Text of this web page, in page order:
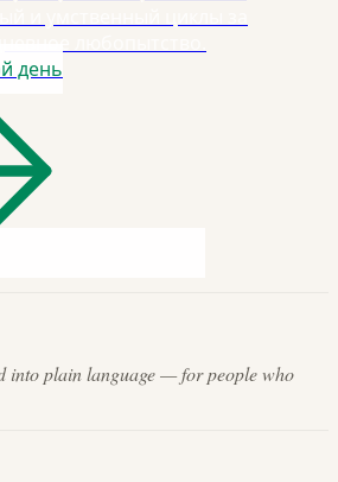
день
into plain language — for people who